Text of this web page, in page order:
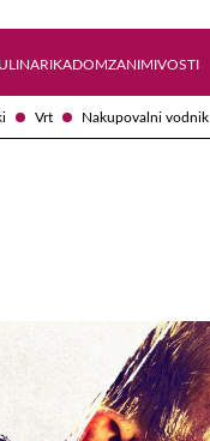
Vrt Nakupovalni vodnik
DOMZANIMIVOSTI